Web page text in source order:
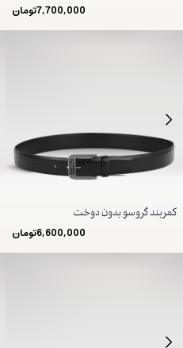
7,700,000تومان
کمربند گروسو بدون دوخت
6,600,000تومان